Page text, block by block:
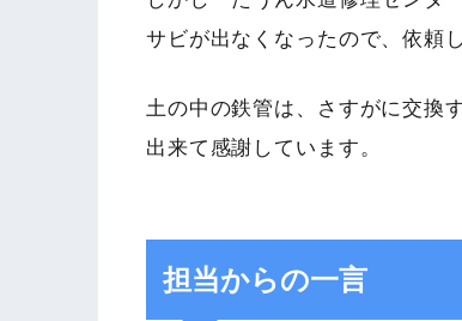
サビが出なくなったので、依頼
土の中の鉄管は、さすがに交換
出来て感謝しています。
担当からの一言